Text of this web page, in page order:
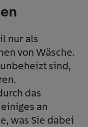
nur als
von Wäsche.
sind,
das
an
was Sie dabei